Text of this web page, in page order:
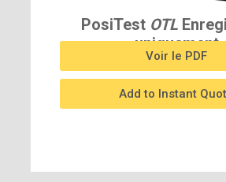
PosiTest OTL
uniquement
OTLLOGGER
Voir le PDF
Add to Instant